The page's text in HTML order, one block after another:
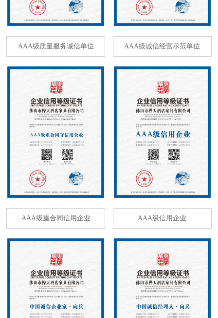
AAA级质量服务诚信单位 AAA级诚信经营示范单位
AAA级重合同信用企业 AAA级信用企业